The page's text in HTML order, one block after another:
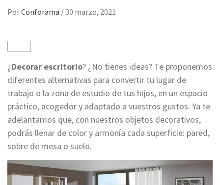
PorConforama / 30 marzo, 2021
¿Decorar escritorio? ¿No tienes ideas? Te proponemos
diferentes alternativas para convertir tu lugar de
trabajo o la zona de estudio de tus hijos, en un espacio
práctico, acogedor y adaptado a vuestros gustos. Ya te
adelantamos que, con nuestros objetos decorativos,
podrás llenar de color y armonía cada superficie: pared,
sobre de mesa o suelo.